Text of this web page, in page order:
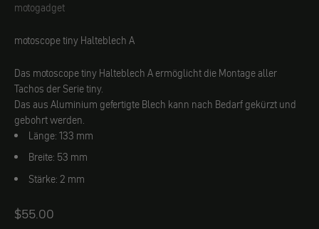
motogadget
motogadget
motoscope tiny Halteblech A
Das motoscope tiny Halteblech A ermöglicht die Montage aller
Tachos der Serie tiny.
Das aus Aluminium gefertigte Blech kann nach Bedarf gekürzt und
gebohrt werden.
Länge: 133 mm
Breite: 53 mm
Stärke: 2 mm
Angebot
$55.00